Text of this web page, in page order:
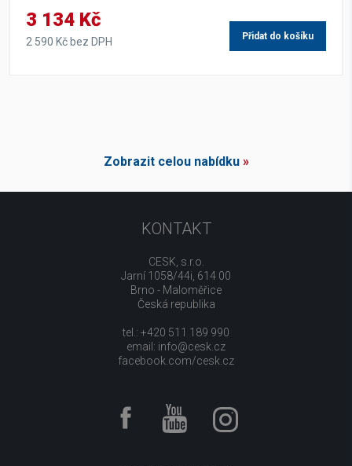
3 134 Kč
2 590 Kč bez DPH Přidat do košíku
Zobrazit celou nabídku»
KONTAKT
CESK, s.r.o.
Jarní 1058/44i, 614 00
Brno - Maloměřice
Česká republika
tel.: +420 511 189 990
email: info@cesk.cz
facebook.com/cesk.cz